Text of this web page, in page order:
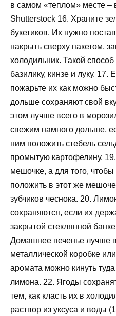
в самом «теплом» месте
Shutterstock 16. Храните
букетиков. Их нужно
накрыть сверху пакетом,
холодильник. Такой
базилику, кинзе и луку. 17.
пожарьте их как можно
дольше сохраняют свой
этом лучше всего в
свежим намного дольше,
ним положить стебель
промытую картофелину.
мешочке, а для того,
положить в этот же
зубчиков чеснока. 20.
сохраняются, если их
закрытой стеклянной
Домашнее печенье лучше
металлической коробке
аромата можно кинуть
лимона. 22. Ягоды
тем, как класть их в
раствор из уксуса и воды